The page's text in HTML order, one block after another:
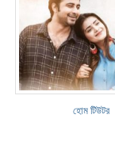
হোম টিউটর